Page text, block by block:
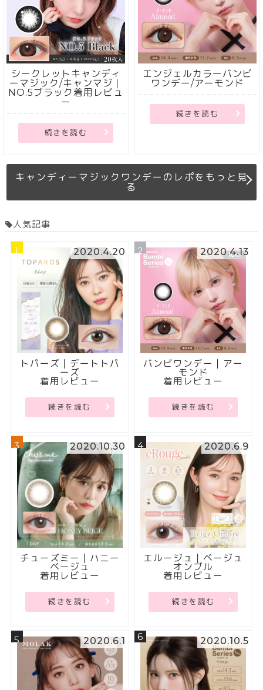
シークレットキャンディ
ーマジック/キャンマジ｜
NO.5ブラック着用レビュ
ー
続きを読む
エンジェルカラーバンビ
ワンデー/アーモンド
続きを読む
キャンディーマジックワンデーのレポをもっと見
る
人気記事
1 2020.4.20
トパーズ｜デートトパ
ーズ
着用レビュー
続きを読む
2 2020.4.13
バンビワンデー｜アー
モンド
着用レビュー
続きを読む
3 2020.10.30
チューズミー｜ハニー
ベージュ
着用レビュー
続きを読む
4 2020.6.9
エルージュ｜ベージュ
オンブル
着用レビュー
続きを読む
5 2020.6.1 6 2020.10.5